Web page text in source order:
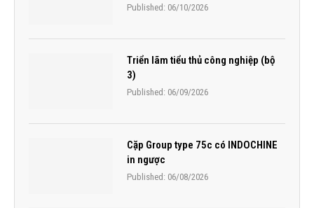
Published: 06/10/2026
Triển lãm tiểu thủ công nghiệp (bộ
3)
Published: 06/09/2026
Cặp Group type 75c có INDOCHINE
in ngược
Published: 06/08/2026